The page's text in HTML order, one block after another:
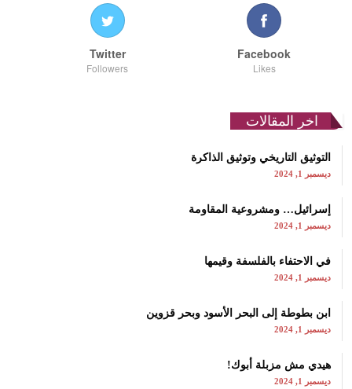
Facebook
Likes
Twitter
Followers
اخر المقالات
التوثيق التاريخي وتوثيق الذاكرة
ديسمبر 1, 2024
إسرائيل… ومشروعية المقاومة
ديسمبر 1, 2024
في الاحتفاء بالفلسفة وقيمها
ديسمبر 1, 2024
ابن بطوطة إلى البحر الأسود وبحر قزوين
ديسمبر 1, 2024
هيدي مش مزبلة أبوك!
ديسمبر 1, 2024